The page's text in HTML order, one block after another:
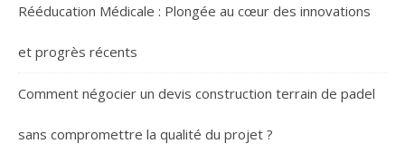
Rééducation Médicale : Plongée au cœur des innovations
et progrès récents
Comment négocier un devis construction terrain de padel
sans compromettre la qualité du projet ?